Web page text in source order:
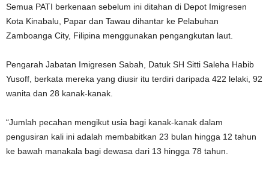
Semua PATI berkenaan sebelum ini ditahan di Depot Imigresen
Kota Kinabalu, Papar dan Tawau dihantar ke Pelabuhan
Zamboanga City, Filipina menggunakan pengangkutan laut.
Pengarah Jabatan Imigresen Sabah, Datuk SH Sitti Saleha Habib
Yusoff, berkata mereka yang diusir itu terdiri daripada 422 lelaki, 92
wanita dan 28 kanak-kanak.
“Jumlah pecahan mengikut usia bagi kanak-kanak dalam
pengusiran kali ini adalah membabitkan 23 bulan hingga 12 tahun
ke bawah manakala bagi dewasa dari 13 hingga 78 tahun.